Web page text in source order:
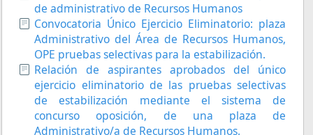
de administrativo de Recursos Humanos
Convocatoria Único Ejercicio Eliminatorio: plaza
Administrativo del Área de Recursos Humanos,
OPE pruebas selectivas para la estabilización.
Relación de aspirantes aprobados del único
ejercicio eliminatorio de las pruebas selectivas
de estabilización mediante el sistema de
concurso oposición, de una plaza de
Administrativo/a de Recursos Humanos.